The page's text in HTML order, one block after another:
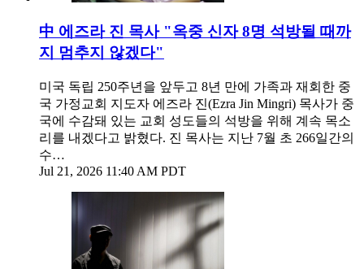
中 에즈라 진 목사 "옥중 신자 8명 석방될 때까
지 멈추지 않겠다"
미국 독립 250주년을 앞두고 8년 만에 가족과 재회한 중
국 가정교회 지도자 에즈라 진(Ezra Jin Mingri) 목사가 중
국에 수감돼 있는 교회 성도들의 석방을 위해 계속 목소
리를 내겠다고 밝혔다. 진 목사는 지난 7월 초 266일간의
수…
Jul 21, 2026 11:40 AM PDT